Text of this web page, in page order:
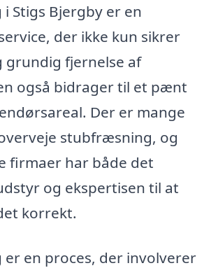
Stigs Bjergby er en
der ikke kun sikrer
grundig fjernelse af
også bidrager til et pænt
Der er mange
stubfræsning, og
firmaer har både det
og ekspertisen til at
korrekt.
en proces, der involverer